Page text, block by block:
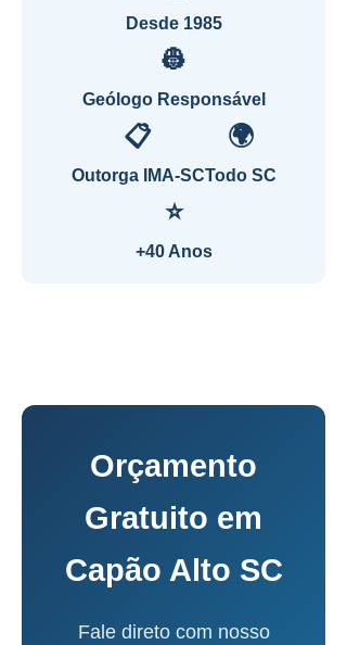
Desde 1985
👷
Geólogo Responsável
📋
Outorga IMA-SC
🌍
Todo SC
⭐
+40 Anos
Orçamento
Gratuito em
Capão Alto SC
Fale direto com nosso